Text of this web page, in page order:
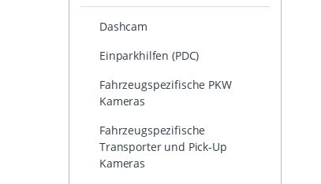
Dashcam
Einparkhilfen (PDC)
Fahrzeugspezifische PKW
Kameras
Fahrzeugspezifische
Transporter und Pick-Up
Kameras